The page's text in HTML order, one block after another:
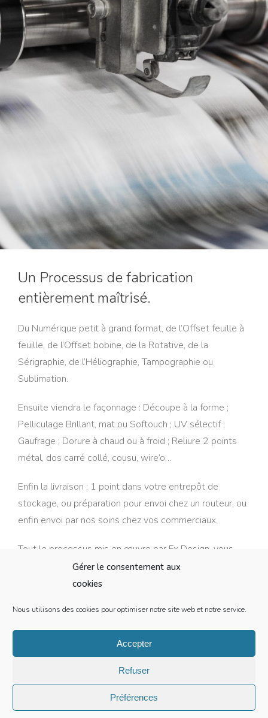
Gérer le consentement aux
cookies
Nous utilisons des cookies pour optimiser notre site web et notre service.
Accepter
Refuser
Préférences
Un Processus de fabrication
entièrement maîtrisé.
Du Numérique petit à grand format, de l’Offset feuille à
feuille, de l’Offset bobine, de la Rotative, de la
Sérigraphie, de l’Héliographie, Tampographie ou
Sublimation.
Ensuite viendra le façonnage : Découpe à la forme ;
Pelliculage Brillant, mat ou Softouch ; UV sélectif ;
Gaufrage ; Dorure à chaud ou à froid ; Reliure 2 points
métal, dos carré collé, cousu, wire’o…
Enfin la livraison : 1 point dans votre entrepôt de
stockage, ou préparation pour envoi chez un routeur, ou
enfin envoi par nos soins chez vos commerciaux.
Tout le processus mis en œuvre par Fx Design, vous
permet ainsi une tranquillité d’esprit, un gain de temps
pour vos clients et la certitude d’une réalisation au
Les derniers articles de notre blog sur
les techniques d'impression
Quel est le principe du Inline Cold